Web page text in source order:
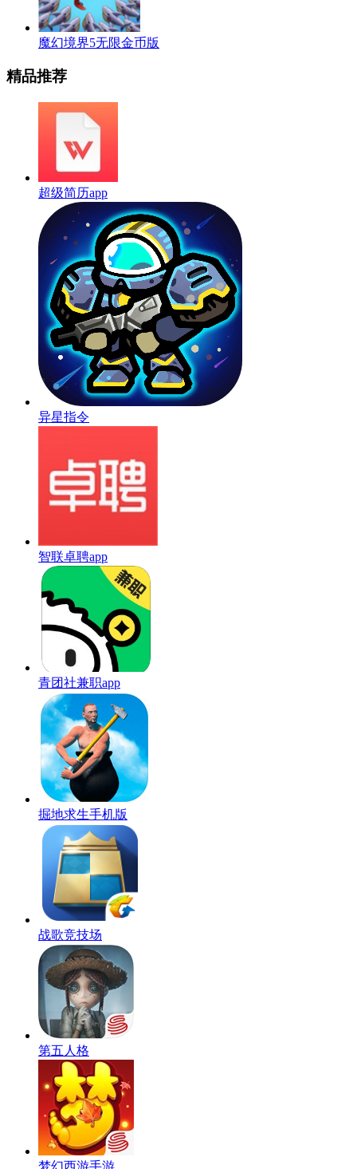
魔幻境界5无限金币版
精品推荐
超级简历app
异星指令
智联卓聘app
青团社兼职app
掘地求生手机版
战歌竞技场
第五人格